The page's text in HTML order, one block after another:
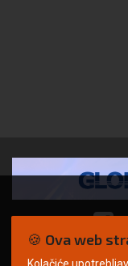
🍪 Ova web